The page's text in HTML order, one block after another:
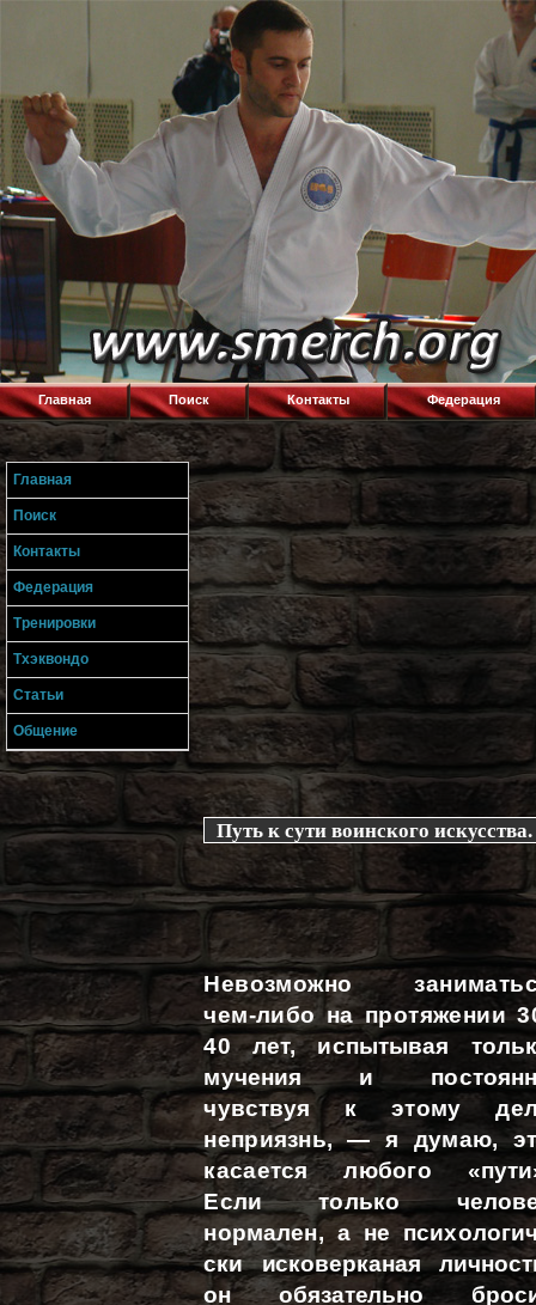
Главная Поиск Контакты Федерация
Путь к сути воинского
Невозможно
чем-либо на протяжении
40 лет, испытывая
мучения и
чувствуя к
этому
неприязнь, — я думаю,
касается любого
Если только
нормален, а не
ски исковерканая
он обязательно
Главная
Поиск
Контакты
Федерация
Тренировки
Тхэквондо
Статьи
Общение